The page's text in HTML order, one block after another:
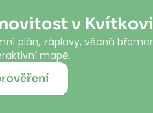
v
plán, záplavy, věcná
mapě.